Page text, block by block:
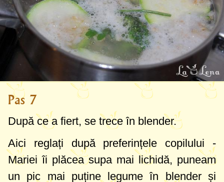
Pas 7
După ce a fiert, se trece în blender.
Aici reglați după preferințele copilului -
Mariei îi plăcea supa mai lichidă, puneam
un pic mai puține legume în blender și